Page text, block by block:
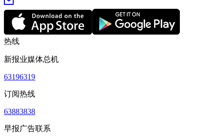
热线
新报业媒体总机
63196319
订阅热线
63883838
早报广告联系